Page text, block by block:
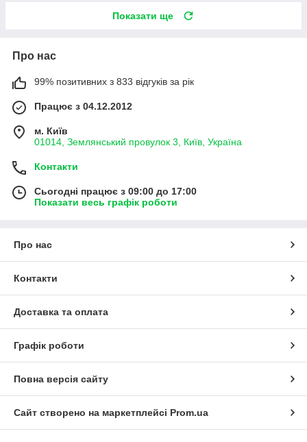
Показати ще
Про нас
99% позитивних з 833 відгуків за рік
Працює з 04.12.2012
м. Київ
01014, Землянський провулок 3, Київ, Україна
Контакти
Сьогодні працює з 09:00 до 17:00
Показати весь графік роботи
Про нас
Контакти
Доставка та оплата
Графік роботи
Повна версія сайту
Сайт створено на маркетплейсі Prom.ua